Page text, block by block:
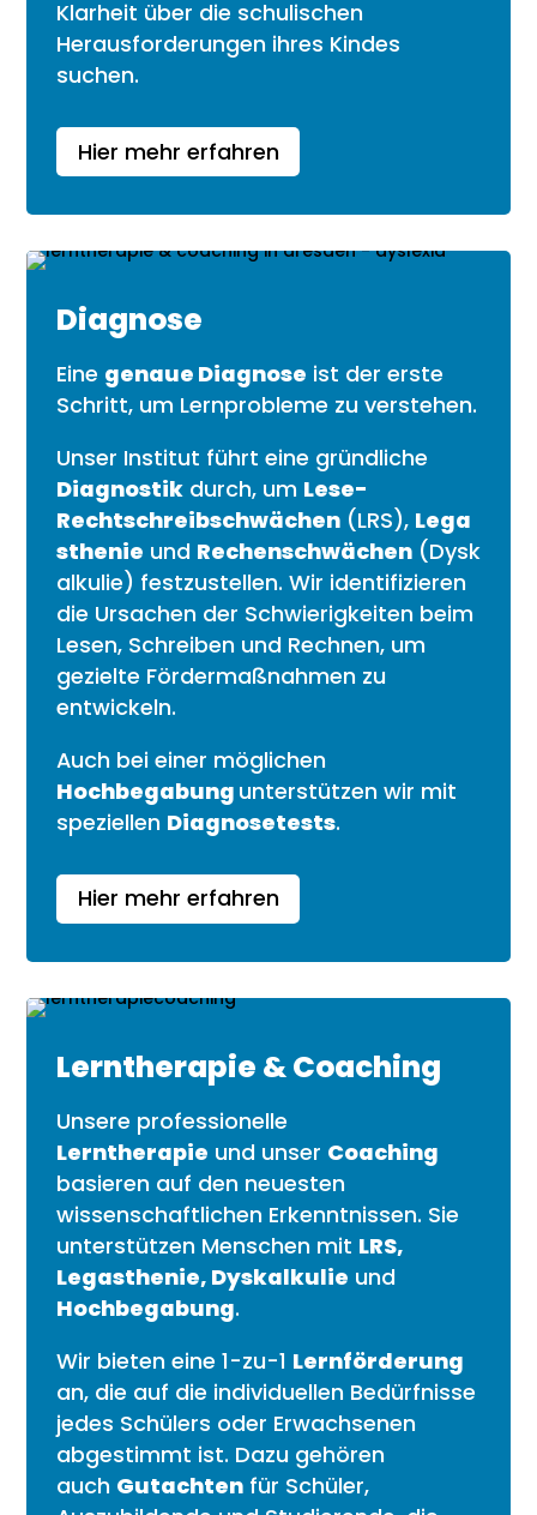
Klarheit über die schulischen
Herausforderungen ihres Kindes
suchen.
Hier mehr erfahren
Diagnose
Eine genaue Diagnose ist der erste
Schritt, um Lernprobleme zu verstehen.
Unser Institut führt eine gründliche
Diagnostik durch, um Lese-
Rechtschreibschwächen (LRS), Lega
sthenie und Rechenschwächen (Dysk
alkulie) festzustellen. Wir identifizieren
die Ursachen der Schwierigkeiten beim
Lesen, Schreiben und Rechnen, um
gezielte Fördermaßnahmen zu
entwickeln.
Auch bei einer möglichen
Hochbegabung unterstützen wir mit
speziellen Diagnosetests.
Hier mehr erfahren
Lerntherapie & Coaching
Unsere professionelle
Lerntherapie und unser Coaching
basieren auf den neuesten
wissenschaftlichen Erkenntnissen. Sie
unterstützen Menschen mit LRS,
Legasthenie, Dyskalkulie und
Hochbegabung.
Wir bieten eine 1-zu-1 Lernförderung
an, die auf die individuellen Bedürfnisse
jedes Schülers oder Erwachsenen
abgestimmt ist. Dazu gehören
auch Gutachten für Schüler,